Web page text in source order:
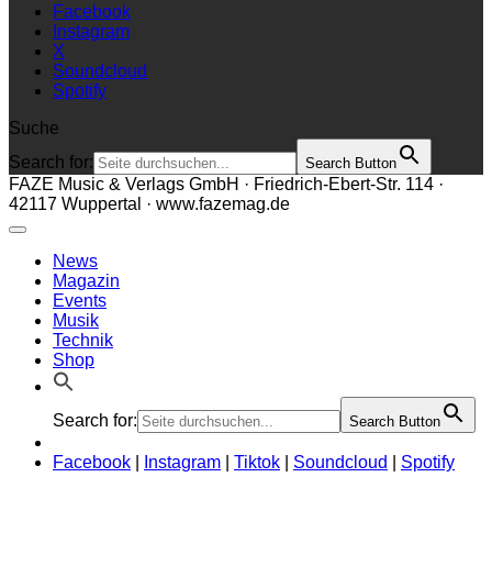
Facebook
Instagram
X
Soundcloud
Spotify
Suche
Search for:
Search Button
FAZE Music & Verlags GmbH · Friedrich-Ebert-Str. 114 ·
42117 Wuppertal · www.fazemag.de
News
Magazin
Events
Musik
Technik
Shop
Search for: Search Button
Facebook Instagram Tiktok Soundcloud Spotify